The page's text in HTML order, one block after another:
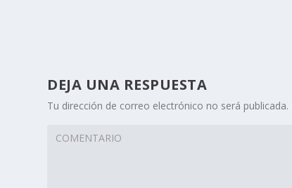
DEJA UNA RESPUESTA
Tu dirección de correo electrónico no será publicada.